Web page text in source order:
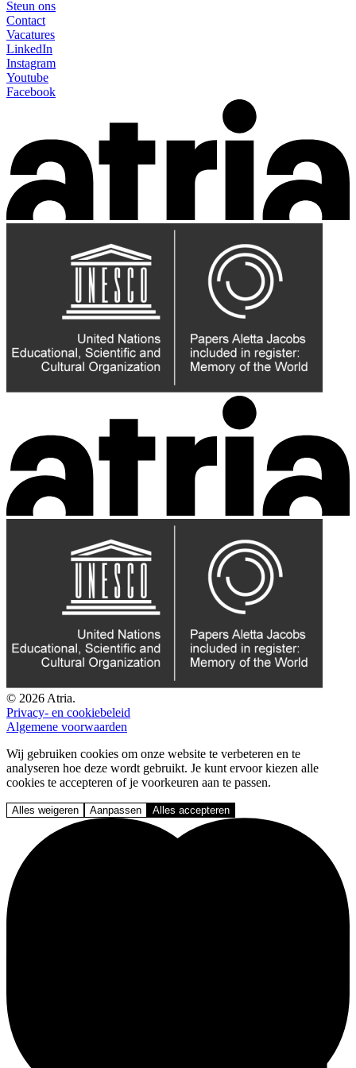
Steun ons
Contact
Vacatures
LinkedIn
Instagram
Youtube
Facebook
© 2026 Atria.
Privacy- en cookiebeleid
Algemene voorwaarden
Wij gebruiken cookies om onze website te verbeteren en te
analyseren hoe deze wordt gebruikt. Je kunt ervoor kiezen alle
cookies te accepteren of je voorkeuren aan te passen.
Alles weigeren Aanpassen Alles accepteren